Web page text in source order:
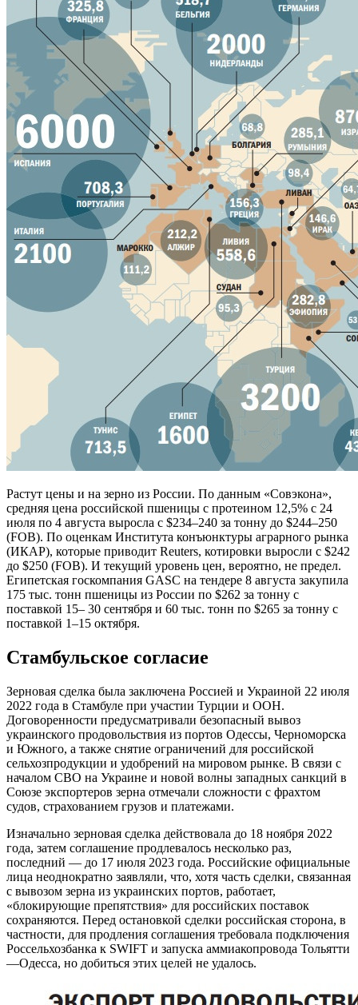
Растут цены и на зерно из России. По данным «Совэкона»,
средняя цена российской пшеницы с протеином 12,5% с 24
июля по 4 августа выросла с $234–240 за тонну до $244–250
(FOB). По оценкам Института конъюнктуры аграрного рынка
(ИКАР), которые приводит Reuters, котировки выросли с $242
до $250 (FOB). И текущий уровень цен, вероятно, не предел.
Египетская госкомпания GASC на тендере 8 августа закупила
175 тыс. тонн пшеницы из России по $262 за тонну с
поставкой 15– 30 сентября и 60 тыс. тонн по $265 за тонну с
поставкой 1–15 октября.
Стамбульское согласие
Зерновая сделка была заключена Россией и Украиной 22 июля
2022 года в Стамбуле при участии Турции и ООН.
Договоренности предусматривали безопасный вывоз
украинского продовольствия из портов Одессы, Черноморска
и Южного, а также снятие ограничений для российской
сельхозпродукции и удобрений на мировом рынке. В связи с
началом СВО на Украине и новой волны западных санкций в
Союзе экспортеров зерна отмечали сложности с фрахтом
судов, страхованием грузов и платежами.
Изначально зерновая сделка действовала до 18 ноября 2022
года, затем соглашение продлевалось несколько раз,
последний — до 17 июля 2023 года. Российские официальные
лица неоднократно заявляли, что, хотя часть сделки, связанная
с вывозом зерна из украинских портов, работает,
«блокирующие препятствия» для российских поставок
сохраняются. Перед остановкой сделки российская сторона, в
частности, для продления соглашения требовала подключения
Россельхозбанка к SWIFT и запуска аммиакопровода Тольятти
—Одесса, но добиться этих целей не удалось.